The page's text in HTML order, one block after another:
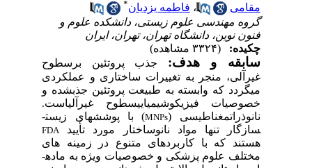
،فاطمه‌ یزدیان
مهندسی علوم‌ زیستی، دانشکده علوم و
نوین، دانشگاه تهران، تهران، ایران
و هدف:
جذب پروتئین برسطوح
به تغییرات ساختاری و عملکردی
که وابسته به طبیعت پروتئین جذب­شده و
فیزیکوشیمیایی­سطوح غیرآلی­است.
(
MNPs) با پوشش­های زیست­
تنها مواد نانوساختار مورد تأیید FDA
که با کاربردهای
متنوع در زمینه های
علوم پزشکی و خصوصیات ویژه به ماده­